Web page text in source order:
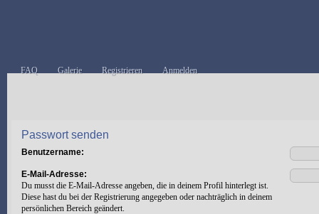
FAQ Galerie Registrieren Anmelden
Passwort senden
Benutzername:
E-Mail-Adresse:
Du musst die E-Mail-Adresse angeben, die in deinem Profil hinterlegt ist.
Diese hast du bei der Registrierung angegeben oder nachträglich in deinem
persönlichen Bereich geändert.